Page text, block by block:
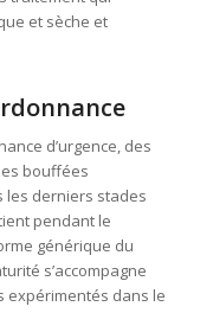
et sèche et
d’urgence, des
bouffées
les derniers stades
pendant le
générique du
s’accompagne
expérimentés dans le